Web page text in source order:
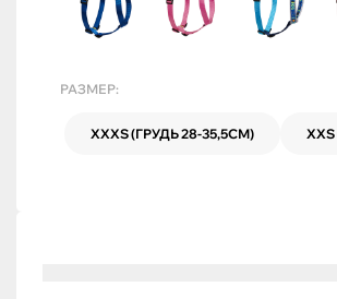
РАЗМЕР:
XXXS (ГРУДЬ 28-35,5СМ)